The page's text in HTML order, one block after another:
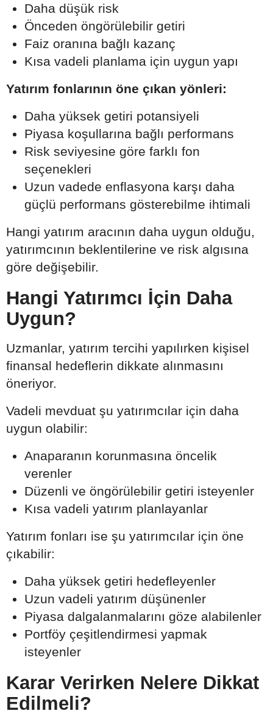
Daha düşük risk
Önceden öngörülebilir getiri
Faiz oranına bağlı kazanç
Kısa vadeli planlama için uygun yapı
Yatırım fonlarının öne çıkan yönleri:
Daha yüksek getiri potansiyeli
Piyasa koşullarına bağlı performans
Risk seviyesine göre farklı fon
seçenekleri
Uzun vadede enflasyona karşı daha
güçlü performans gösterebilme ihtimali
Hangi yatırım aracının daha uygun olduğu,
yatırımcının beklentilerine ve risk algısına
göre değişebilir.
Hangi Yatırımcı İçin Daha
Uygun?
Uzmanlar, yatırım tercihi yapılırken kişisel
finansal hedeflerin dikkate alınmasını
öneriyor.
Vadeli mevduat şu yatırımcılar için daha
uygun olabilir:
Anaparanın korunmasına öncelik
verenler
Düzenli ve öngörülebilir getiri isteyenler
Kısa vadeli yatırım planlayanlar
Yatırım fonları ise şu yatırımcılar için öne
çıkabilir:
Daha yüksek getiri hedefleyenler
Uzun vadeli yatırım düşünenler
Piyasa dalgalanmalarını göze alabilenler
Portföy çeşitlendirmesi yapmak
isteyenler
Karar Verirken Nelere Dikkat
Edilmeli?